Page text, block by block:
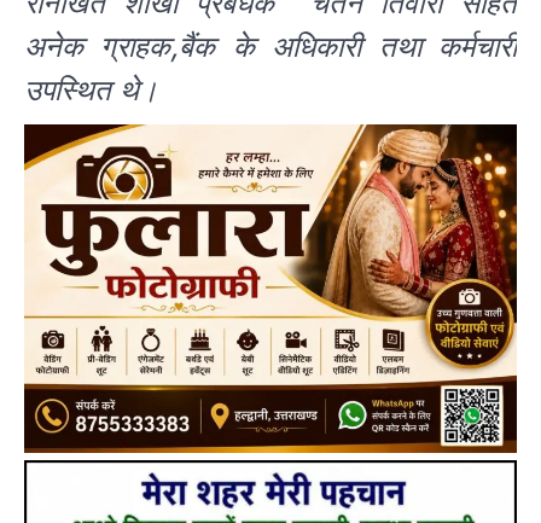
अनेक ग्राहक,बैंक के अधिकारी तथा कर्मचारी
उपस्थित थे।